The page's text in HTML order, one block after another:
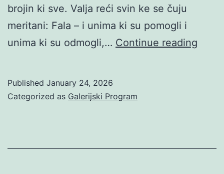
brojin ki sve. Valja reći svin ke se čuju
meritani: Fala – i unima ki su pomogli i
unima ki su odmogli,… Continue reading
Published January 24, 2026
Categorized as Galerijski Program